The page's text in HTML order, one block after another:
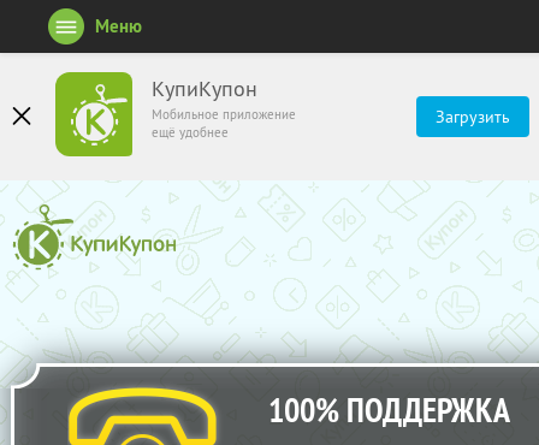
КупиКупон
Мобильное приложение
ещё удобнее
Загрузить
Меню
100% ПОДДЕРЖКА